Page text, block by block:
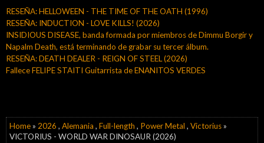
RESEÑA: HELLOWEEN - THE TIME OF THE OATH (1996)
RESEÑA: INDUCTION - LOVE KILLS! (2026)
INSIDIOUS DISEASE, banda formada por miembros de Dimmu Borgir y
Napalm Death, está terminando de grabar su tercer álbum.
RESEÑA: DEATH DEALER - REIGN OF STEEL (2026)
Fallece FELIPE STAITI Guitarrista de ENANITOS VERDES
Home» 2026 , Alemania , Full-length , Power Metal , Victorius»
VICTORIUS - WORLD WAR DINOSAUR (2026)